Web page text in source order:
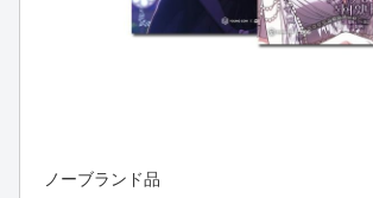
ノーブランド品